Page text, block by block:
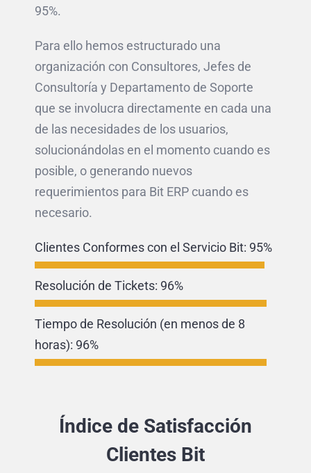
95%.
Para ello hemos estructurado una
organización con Consultores, Jefes de
Consultoría y Departamento de Soporte
que se involucra directamente en cada una
de las necesidades de los usuarios,
solucionándolas en el momento cuando es
posible, o generando nuevos
requerimientos para Bit ERP cuando es
necesario.
Clientes Conformes con el Servicio Bit: 95%
Resolución de Tickets: 96%
Tiempo de Resolución (en menos de 8
horas): 96%
Índice de Satisfacción
Clientes Bit